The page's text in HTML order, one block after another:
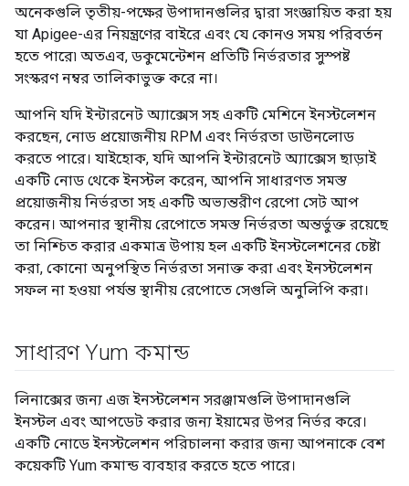
অনেকগুলি তৃতীয়-পক্ষের উপাদানগুলির দ্বারা সংজ্ঞায়িত করা হয়
যা Apigee-এর নিয়ন্ত্রণের বাইরে এবং যে কোনও সময় পরিবর্তন
হতে পারে৷ অতএব, ডকুমেন্টেশন প্রতিটি নির্ভরতার সুস্পষ্ট
সংস্করণ নম্বর তালিকাভুক্ত করে না।
আপনি যদি ইন্টারনেট অ্যাক্সেস সহ একটি মেশিনে ইনস্টলেশন
করছেন, নোড প্রয়োজনীয় RPM এবং নির্ভরতা ডাউনলোড
করতে পারে। যাইহোক, যদি আপনি ইন্টারনেট অ্যাক্সেস ছাড়াই
একটি নোড থেকে ইনস্টল করেন, আপনি সাধারণত সমস্ত
প্রয়োজনীয় নির্ভরতা সহ একটি অভ্যন্তরীণ রেপো সেট আপ
করেন। আপনার স্থানীয় রেপোতে সমস্ত নির্ভরতা অন্তর্ভুক্ত রয়েছে
তা নিশ্চিত করার একমাত্র উপায় হল একটি ইনস্টলেশনের চেষ্টা
করা, কোনো অনুপস্থিত নির্ভরতা সনাক্ত করা এবং ইনস্টলেশন
সফল না হওয়া পর্যন্ত স্থানীয় রেপোতে সেগুলি অনুলিপি করা।
সাধারণ Yum কমান্ড
লিনাক্সের জন্য এজ ইনস্টলেশন সরঞ্জামগুলি উপাদানগুলি
ইনস্টল এবং আপডেট করার জন্য ইয়ামের উপর নির্ভর করে।
একটি নোডে ইনস্টলেশন পরিচালনা করার জন্য আপনাকে বেশ
কয়েকটি Yum কমান্ড ব্যবহার করতে হতে পারে।